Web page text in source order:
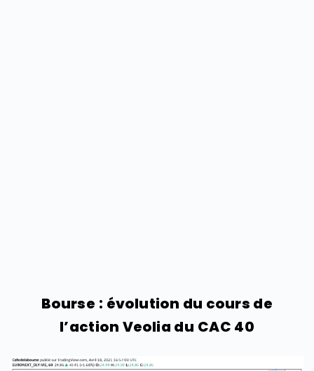
Bourse : évolution du cours de
l’action Veolia du CAC 40